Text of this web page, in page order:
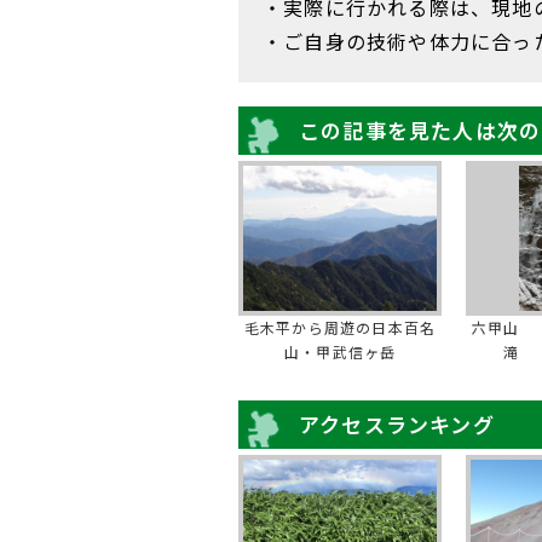
・実際に行かれる際は、現
・ご自身の技術や体力に合
この記事を見た人は次
毛木平から周遊の日本百名
山・甲武信ヶ岳
六甲山
滝
アクセスランキング